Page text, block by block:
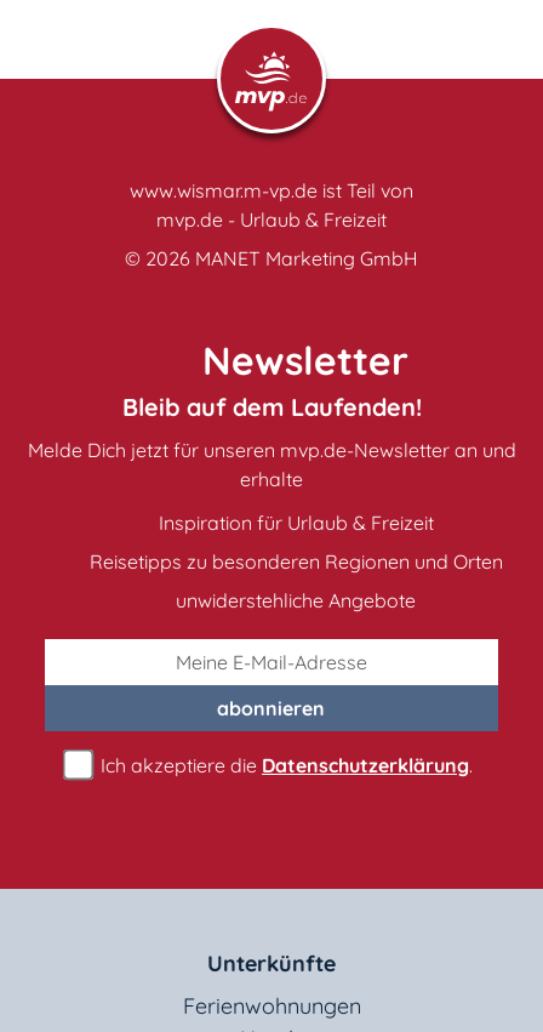
www.wismar.m-vp.de ist Teil von
mvp.de - Urlaub & Freizeit
© 2026 MANET Marketing GmbH
Newsletter
Bleib auf dem Laufenden!
Melde Dich jetzt für unseren mvp.de-Newsletter an und
erhalte
Inspiration für Urlaub & Freizeit
Reisetipps zu besonderen Regionen und Orten
unwiderstehliche Angebote
abonnieren
Ich akzeptiere die Datenschutzerklärung.
Unterkünfte
Ferienwohnungen